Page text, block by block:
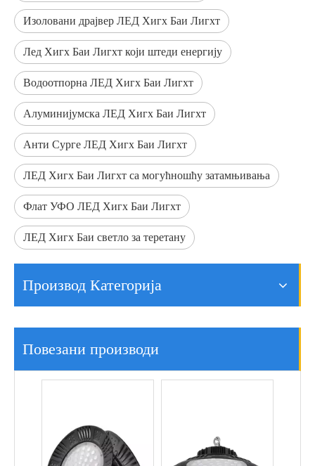
Изоловани драјвер ЛЕД Хигх Баи Лигхт
Лед Хигх Баи Лигхт који штеди енергију
Водоотпорна ЛЕД Хигх Баи Лигхт
Алуминијумска ЛЕД Хигх Баи Лигхт
Анти Сурге ЛЕД Хигх Баи Лигхт
ЛЕД Хигх Баи Лигхт са могућношћу затамњивања
Флат УФО ЛЕД Хигх Баи Лигхт
ЛЕД Хигх Баи светло за теретану
Производ Категорија
Повезани производи
Комерцијална индустријска расвета НЛО ЛЕД ХИГХ БАИ ЛАГХТХЕР ВОРКСХОП ХИГХБАИ ЛАМП